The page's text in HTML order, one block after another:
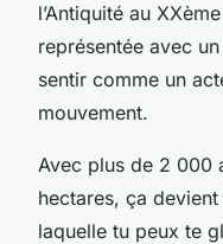
l’Antiquité au
représentée avec
sentir comme un
mouvement.
Avec plus de 2 000
hectares, ça
laquelle tu peux te